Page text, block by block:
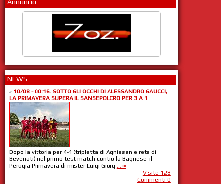
Annuncio
NEWS
» 10/08 - 00:16. SOTTO GLI OCCHI DI ALESSANDRO GAUCCI,
LA PRIMAVERA SUPERA IL SANSEPOLCRO PER 3 A 1
Dopo la vittoria per 4-1 (tripletta di Agnissan e rete di
Bevenati) nel primo test match contro la Bagnese, il
Perugia Primavera di mister Luigi Giorg ...»»
Visite 128
Commenti 0